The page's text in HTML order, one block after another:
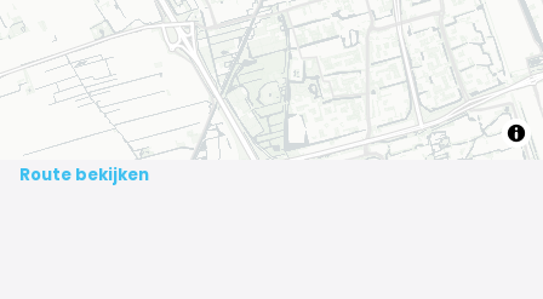
Route bekijken